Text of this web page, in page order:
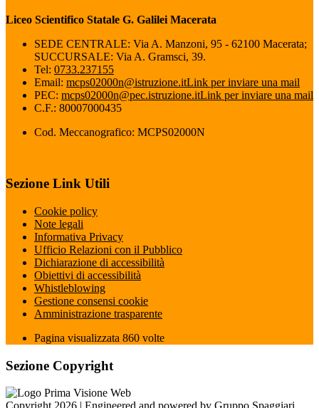
Liceo Scientifico Statale G. Galilei Macerata
SEDE CENTRALE: Via A. Manzoni, 95 - 62100 Macerata;
SUCCURSALE: Via A. Gramsci, 39.
Tel: 0733.237155
Email: mcps02000n@istruzione.itLink per inviare una mail
PEC: mcps02000n@pec.istruzione.itLink per inviare una mail
C.F.: 80007000435
Cod. Meccanografico: MCPS02000N
Sezione Link Utili
Cookie policy
Note legali
Informativa Privacy
Ufficio Relazioni con il Pubblico
Dichiarazione di accessibilità
Obiettivi di accessibilità
Whistleblowing
Gestione consensi cookie
Amministrazione trasparente
Pagina visualizzata 860 volte
Sezione Copyright